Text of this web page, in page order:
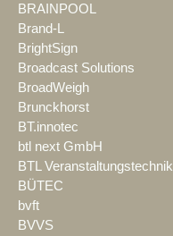
BRAINPOOL
Brand-L
BrightSign
Broadcast Solutions
BroadWeigh
Brunckhorst
BT.innotec
btl next GmbH
BTL Veranstaltungstechnik
BÜTEC
bvft
BVVS